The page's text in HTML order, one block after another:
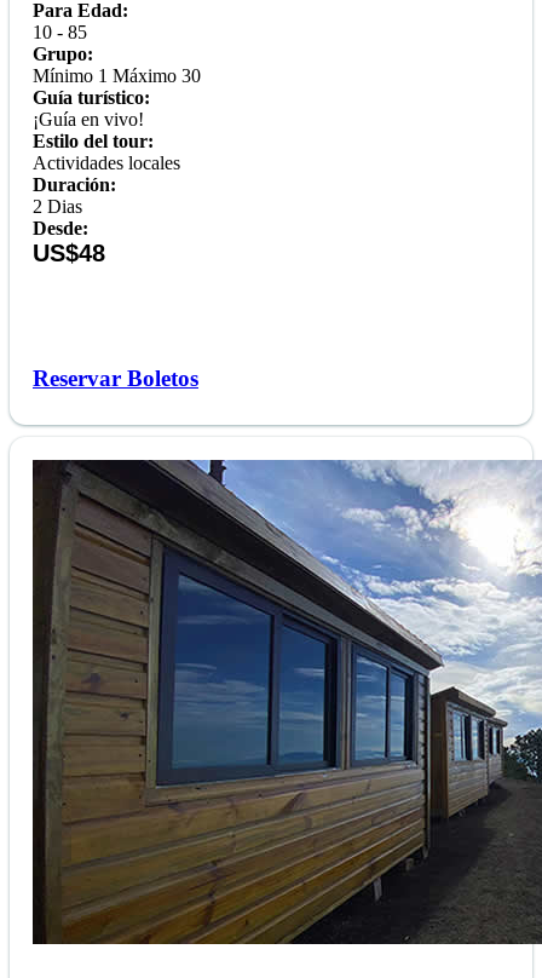
Para Edad:
10 - 85
Grupo:
Mínimo 1 Máximo 30
Guía turístico:
¡Guía en vivo!
Estilo del tour:
Actividades locales
Duración:
2 Dias
Desde:
US$48
Reservar Boletos